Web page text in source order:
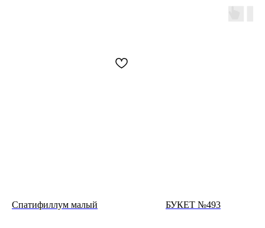
Спатифиллум малый БУКЕТ №493